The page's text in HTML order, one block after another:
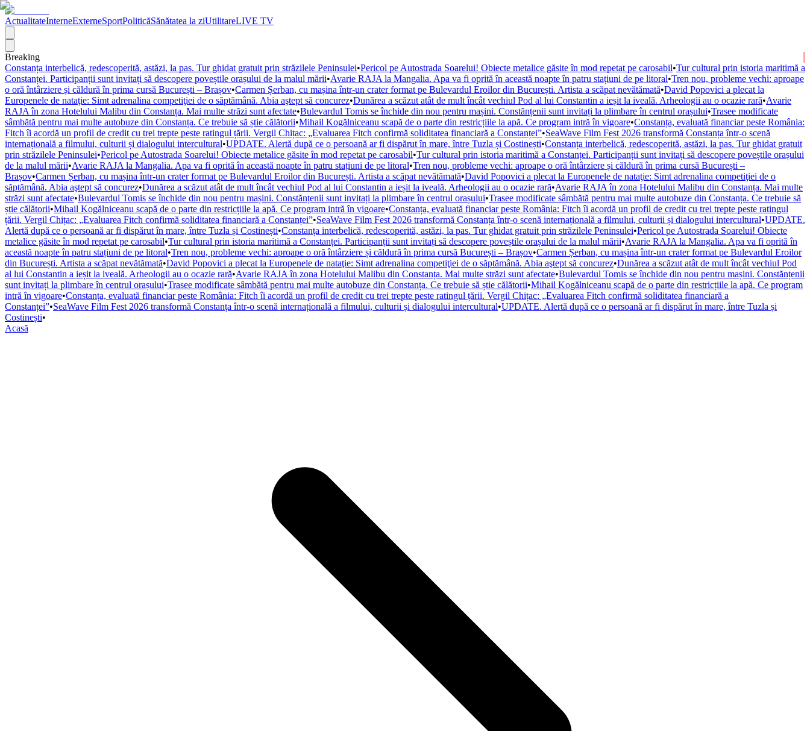
ActualitateInterneExterneSportPoliticăSănătatea la ziUtilitareLIVE TV
Breaking
Constanța interbelică, redescoperită, astăzi, la pas. Tur ghidat gratuit prin străzilele Peninsulei•Pericol pe Autostrada Soarelui! Obiecte metalice găsite în mod repetat pe carosabil•Tur cultural prin istoria maritimă a
Constanței. Participanții sunt invitați să descopere poveștile orașului de la malul mării•Avarie RAJA la Mangalia. Apa va fi oprită în această noapte în patru stațiuni de pe litoral•Tren nou, probleme vechi: aproape
o oră întârziere și căldură în prima cursă București – Brașov•Carmen Șerban, cu mașina într-un crater format pe Bulevardul Eroilor din București. Artista a scăpat nevătămată•David Popovici a plecat la
Europenele de nataţie: Simt adrenalina competiţiei de o săptămână. Abia aştept să concurez•Dunărea a scăzut atât de mult încât vechiul Pod al lui Constantin a ieșit la iveală. Arheologii au o ocazie rară•Avarie
RAJA în zona Hotelului Malibu din Constanța. Mai multe străzi sunt afectate•Bulevardul Tomis se închide din nou pentru mașini. Constănțenii sunt invitați la plimbare în centrul orașului•Trasee modificate
sâmbătă pentru mai multe autobuze din Constanța. Ce trebuie să știe călătorii•Mihail Kogălniceanu scapă de o parte din restricțiile la apă. Ce program intră în vigoare•Constanța, evaluată financiar peste România:
Fitch îi acordă un profil de credit cu trei trepte peste ratingul țării. Vergil Chițac: „Evaluarea Fitch confirmă soliditatea financiară a Constanței”•SeaWave Film Fest 2026 transformă Constanța într-o scenă
internațională a filmului, culturii și dialogului intercultural•UPDATE. Alertă după ce o persoană ar fi dispărut în mare, între Tuzla și Costinești•Constanța interbelică, redescoperită, astăzi, la pas. Tur ghidat gratuit
prin străzilele Peninsulei•Pericol pe Autostrada Soarelui! Obiecte metalice găsite în mod repetat pe carosabil•Tur cultural prin istoria maritimă a Constanței. Participanții sunt invitați să descopere poveștile orașului
de la malul mării•Avarie RAJA la Mangalia. Apa va fi oprită în această noapte în patru stațiuni de pe litoral•Tren nou, probleme vechi: aproape o oră întârziere și căldură în prima cursă București –
Brașov•Carmen Șerban, cu mașina într-un crater format pe Bulevardul Eroilor din București. Artista a scăpat nevătămată•David Popovici a plecat la Europenele de nataţie: Simt adrenalina competiţiei de o
săptămână. Abia aştept să concurez•Dunărea a scăzut atât de mult încât vechiul Pod al lui Constantin a ieșit la iveală. Arheologii au o ocazie rară•Avarie RAJA în zona Hotelului Malibu din Constanța. Mai multe
străzi sunt afectate•Bulevardul Tomis se închide din nou pentru mașini. Constănțenii sunt invitați la plimbare în centrul orașului•Trasee modificate sâmbătă pentru mai multe autobuze din Constanța. Ce trebuie să
știe călătorii•Mihail Kogălniceanu scapă de o parte din restricțiile la apă. Ce program intră în vigoare•Constanța, evaluată financiar peste România: Fitch îi acordă un profil de credit cu trei trepte peste ratingul
țării. Vergil Chițac: „Evaluarea Fitch confirmă soliditatea financiară a Constanței”•SeaWave Film Fest 2026 transformă Constanța într-o scenă internațională a filmului, culturii și dialogului intercultural•UPDATE.
Alertă după ce o persoană ar fi dispărut în mare, între Tuzla și Costinești•Constanța interbelică, redescoperită, astăzi, la pas. Tur ghidat gratuit prin străzilele Peninsulei•Pericol pe Autostrada Soarelui! Obiecte
metalice găsite în mod repetat pe carosabil•Tur cultural prin istoria maritimă a Constanței. Participanții sunt invitați să descopere poveștile orașului de la malul mării•Avarie RAJA la Mangalia. Apa va fi oprită în
această noapte în patru stațiuni de pe litoral•Tren nou, probleme vechi: aproape o oră întârziere și căldură în prima cursă București – Brașov•Carmen Șerban, cu mașina într-un crater format pe Bulevardul Eroilor
din București. Artista a scăpat nevătămată•David Popovici a plecat la Europenele de nataţie: Simt adrenalina competiţiei de o săptămână. Abia aştept să concurez•Dunărea a scăzut atât de mult încât vechiul Pod
al lui Constantin a ieșit la iveală. Arheologii au o ocazie rară•Avarie RAJA în zona Hotelului Malibu din Constanța. Mai multe străzi sunt afectate•Bulevardul Tomis se închide din nou pentru mașini. Constănțenii
sunt invitați la plimbare în centrul orașului•Trasee modificate sâmbătă pentru mai multe autobuze din Constanța. Ce trebuie să știe călătorii•Mihail Kogălniceanu scapă de o parte din restricțiile la apă. Ce program
intră în vigoare•Constanța, evaluată financiar peste România: Fitch îi acordă un profil de credit cu trei trepte peste ratingul țării. Vergil Chițac: „Evaluarea Fitch confirmă soliditatea financiară a
Constanței”•SeaWave Film Fest 2026 transformă Constanța într-o scenă internațională a filmului, culturii și dialogului intercultural•UPDATE. Alertă după ce o persoană ar fi dispărut în mare, între Tuzla și
Costinești•
Acasă